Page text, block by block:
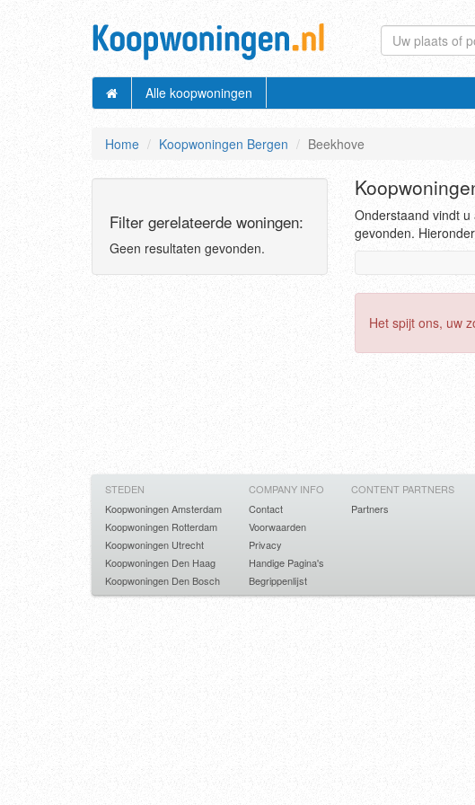
Alle koopwoningen
Home Koopwoningen Bergen Beekhove
Onderstaand vindt
gevonden.
Het spijt ons, uw
Filter gerelateerde woningen:
Geen resultaten gevonden.
STEDEN
Koopwoningen Amsterdam
Koopwoningen Rotterdam
Koopwoningen Utrecht
Koopwoningen Den Haag
Koopwoningen Den Bosch
COMPANY INFO
Contact
Voorwaarden
Privacy
Handige Pagina's
Begrippenlijst
CONTENT PARTNERS
Partners